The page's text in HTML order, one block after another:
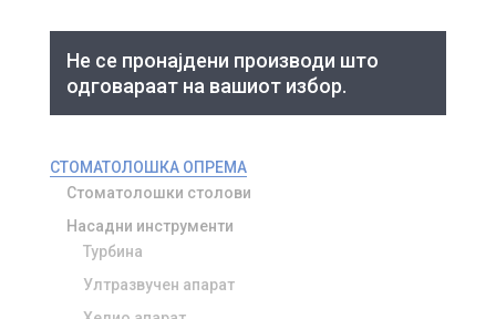
Не се пронајдени производи што
одговараат на вашиот избор.
СТОМАТОЛОШКА ОПРЕМА
Стоматолошки столови
Насадни инструменти
Турбина
Ултразвучен апарат